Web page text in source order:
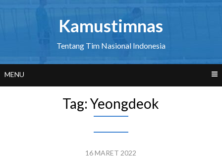
Kamustimnas
Tentang Tim Nasional Indonesia
MENU
Tag:Yeongdeok
16 MARET 2022